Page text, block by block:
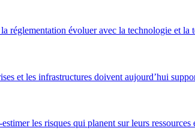
réglementation évoluer avec la technologie et
et les infrastructures doivent aujourd’hui
les risques qui planent sur leurs